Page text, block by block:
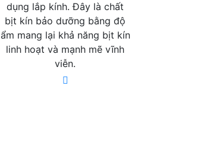
dụng lắp kính. Đây là chất
bịt kín bảo dưỡng bằng độ
ẩm mang lại khả năng bịt kín
linh hoạt và mạnh mẽ vĩnh
viễn.